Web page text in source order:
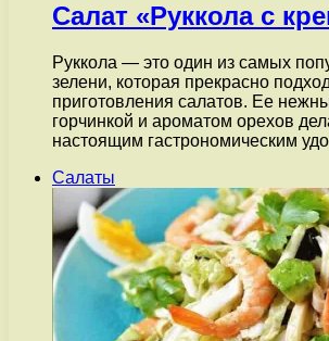
Салат «Руккола с
Руккола — это один из самых
зелени, которая прекрасно
приготовления салатов. Ее
горчинкой и ароматом орехов
настоящим гастрономическим
Салаты